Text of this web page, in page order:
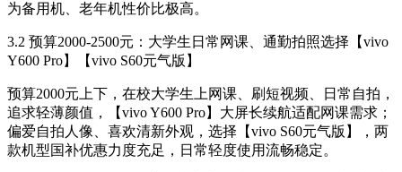
为备用机、老年机性价比极高。
3.2 预算2000-2500元：大学生日常网课、通勤拍照选择【vivo
Y600 Pro】【vivo S60元气版】
预算2000元上下，在校大学生上网课、刷短视频、日常自拍，
追求轻薄颜值，【vivo Y600 Pro】大屏长续航适配网课需求；
偏爱自拍人像、喜欢清新外观，选择【vivo S60元气版】，两
款机型国补优惠力度充足，日常轻度使用流畅稳定。